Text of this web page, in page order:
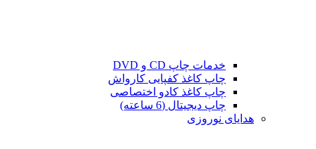
خدمات چاپ CD و DVD
چاپ کاغذ کفپایی کارواش
چاپ کاغذ کادو اختصاصی
چاپ دیجیتال (6 ساعته)
هدایای نوروزی